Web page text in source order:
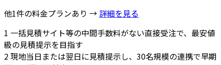
他1件の料金プランあり → 詳細を見る
1 一括見積サイト等の中間手数料がない直接受注で、最安値
級の見積提示を目指す
2現地当日または翌日に見積提示し、30名規模の連携で早期